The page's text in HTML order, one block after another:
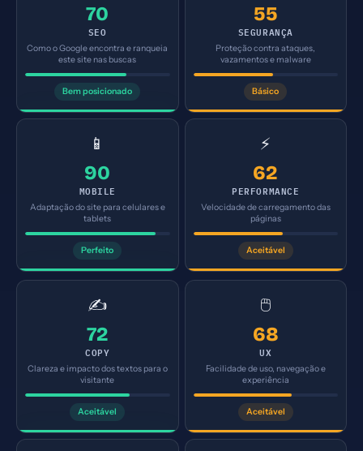
70
SEO
Como o Google encontra e ranqueia
este site nas buscas
Bem posicionado
55
SEGURANÇA
Proteção contra ataques,
vazamentos e malware
Básico
📱
90
MOBILE
Adaptação do site para celulares e
tablets
Perfeito
⚡
62
PERFORMANCE
Velocidade de carregamento das
páginas
Aceitável
✍️
72
COPY
Clareza e impacto dos textos para o
visitante
Aceitável
🖱️
68
UX
Facilidade de uso, navegação e
experiência
Aceitável